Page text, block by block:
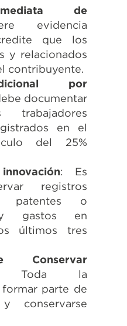
de
evidencia
que los
y relacionados
contribuyente.
por
documentar
en el
del 25%
: Es
registros
patentes o
y gastos en
últimos tres
Conservar
la
parte de
conservarse